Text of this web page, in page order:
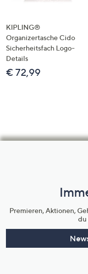
KIPLING®
Organizertasche Cido
Sicherheitsfach Logo-
Details
€ 72,99
Premieren, Aktionen,
du